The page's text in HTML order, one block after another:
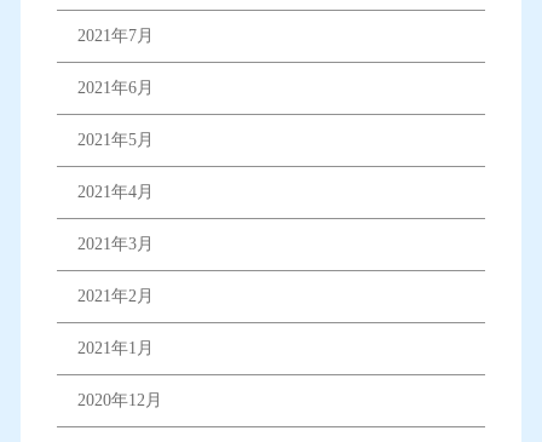
2021年7月
2021年6月
2021年5月
2021年4月
2021年3月
2021年2月
2021年1月
2020年12月